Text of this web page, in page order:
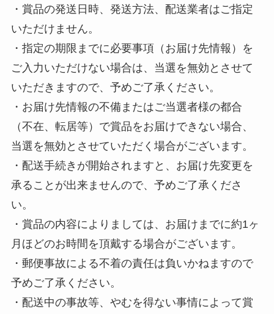
・賞品の発送日時、発送方法、配送業者はご指定
いただけません。
・指定の期限までに必要事項（お届け先情報）を
ご入力いただけない場合は、当選を無効とさせて
いただきますので、予めご了承ください。
・お届け先情報の不備またはご当選者様の都合
（不在、転居等）で賞品をお届けできない場合、
当選を無効とさせていただく場合がございます。
・配送手続きが開始されますと、お届け先変更を
承ることが出来ませんので、予めご了承くださ
い。
・賞品の内容によりましては、お届けまでに約1ヶ
月ほどのお時間を頂戴する場合がございます。
・郵便事故による不着の責任は負いかねますので
予めご了承ください。
・配送中の事故等、やむを得ない事情によって賞